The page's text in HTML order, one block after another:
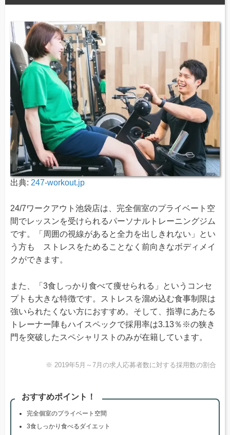
出典: 247-workout.jp
24/7ワークアウト池袋店は、完全個室のプライベート空
間でレッスンを受けられるパーソナルトレーニングジム
です。「周囲の視線があると全力を出しきれない」とい
う方も ストレスをためることなく前向きなボディメイ
クができます。
また、「3食しっかり食べて痩せられる」というコンセ
プトも大きな特徴です。ストレスを溜め込む食事制限は
強いられたくない方におすすめ。そして、指導にあたる
トレーナー陣もハイスペックで採用率は3.13％※の狭き
門を突破したスペシャリストのみが在籍しています。
※ 2019年5月～7月の求人応募者数に対する採用数の割合
おすすめポイント！
完全個室のプライベート空間
3食しっかり食べるダイエット